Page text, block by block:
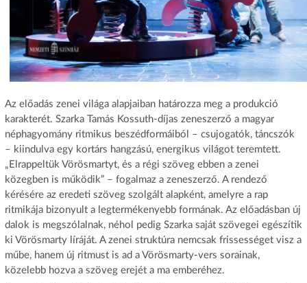
Az előadás zenei világa alapjaiban határozza meg a produkció
karakterét. Szarka Tamás Kossuth-díjas zeneszerző a magyar
néphagyomány ritmikus beszédformáiból – csujogatók, táncszók
– kiindulva egy kortárs hangzású, energikus világot teremtett.
„Elrappeltük Vörösmartyt, és a régi szöveg ebben a zenei
közegben is működik” – fogalmaz a zeneszerző. A rendező
kérésére az eredeti szöveg szolgált alapként, amelyre a rap
ritmikája bizonyult a legtermékenyebb formának. Az előadásban új
dalok is megszólalnak, néhol pedig Szarka saját szövegei egészítik
ki Vörösmarty líráját. A zenei struktúra nemcsak frissességet visz a
műbe, hanem új ritmust is ad a Vörösmarty-vers sorainak,
közelebb hozva a szöveg erejét a ma emberéhez.